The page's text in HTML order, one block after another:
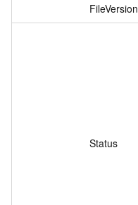
FileVersion
Status